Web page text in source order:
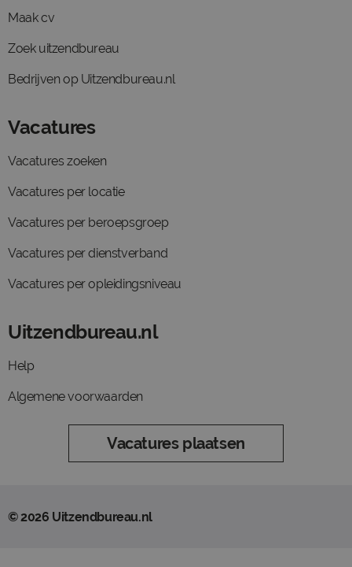
Maak cv
Zoek uitzendbureau
Bedrijven op Uitzendbureau.nl
Vacatures
Vacatures zoeken
Vacatures per locatie
Vacatures per beroepsgroep
Vacatures per dienstverband
Vacatures per opleidingsniveau
Uitzendbureau.nl
Help
Algemene voorwaarden
Vacatures plaatsen
© 2026 Uitzendbureau.nl